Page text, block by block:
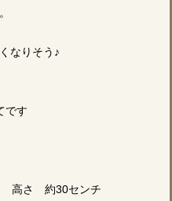
なりそう♪
です
高さ 約30センチ